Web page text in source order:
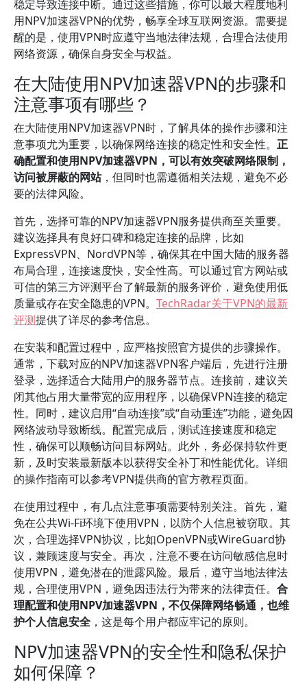
稳定导致连接中断。通过这些措施，你可以最大程度地利
用NPV加速器VPN的优势，畅享全球互联网资源。需要提
醒的是，使用VPN时应遵守当地法律法规，合理合法使用
网络资源，确保自身安全与权益。
在大陆使用NPV加速器VPN的步骤和
注意事项有哪些？
在大陆使用NPV加速器VPN时，了解具体的操作步骤和注
意事项尤为重要，以确保网络连接的稳定性和安全性。 正
确配置和使用NPV加速器VPN，可以有效突破网络限制，
访问被屏蔽的网站，但同时也需遵循相关法规，避免不必
要的法律风险。
首先，选择可靠的NPV加速器VPN服务提供商至关重要。
建议选择具有良好口碑和稳定连接的品牌，比如
ExpressVPN、NordVPN等，确保其在中国大陆的服务器
布局合理，连接速度快，安全性高。可以通过官方网站或
可信的第三方评测平台了解最新的服务评价，避免使用低
质量或存在安全隐患的VPN。 TechRadar关于VPN的最新
评测提供了详尽的参考信息。
在安装和配置过程中，应严格按照官方提供的步骤操作。
通常，下载对应的NPV加速器VPN客户端后，先进行注册
登录，选择适合大陆用户的服务器节点。连接前，建议关
闭其他占用大量带宽的应用程序，以确保VPN连接的稳定
性。同时，建议启用“自动连接”或“自动重连”功能，避免因
网络波动导致断线。配置完成后，测试连接速度和稳定
性，确保可以顺畅访问目标网站。此外，务必保持软件更
新，及时安装最新版本以获得安全补丁和性能优化。详细
的操作指南可以参考VPN提供商的官方教程页面。
在使用过程中，有几点注意事项需要特别关注。首先，避
免在公共Wi-Fi环境下使用VPN，以防个人信息被窃取。其
次，合理选择VPN协议，比如OpenVPN或WireGuard协
议，兼顾速度与安全。再次，注意不要在访问敏感信息时
使用VPN，避免潜在的泄露风险。最后，遵守当地法律法
规，合理使用VPN，避免因违法行为带来的法律责任。 合
理配置和使用NPV加速器VPN，不仅保障网络畅通，也维
护个人信息安全 ，这是每个用户都应牢记的原则。
NPV加速器VPN的安全性和隐私保护
如何保障？